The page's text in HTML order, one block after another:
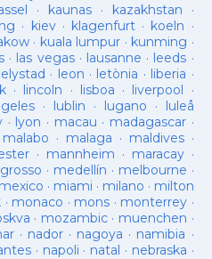
· kaunas· kazakhstan ·
· kiev· klagenfurt · koeln ·
· kuala lumpur · kunming ·
· las vegas· lausanne · leeds ·
lelystad · leon · letònia · liberia ·
· lincoln · lisboa · liverpool ·
· lublin · lugano · luleå
· lyon · macau · madagascar·
malabo · malaga · maldives·
· mannheim · maracay·
· medellín · melbourne ·
mexico · miami · milano · milton
· monaco · mons · monterrey ·
· mozambic· muenchen ·
· nador · nagoya · namibia ·
· napoli · natal · nebraska ·